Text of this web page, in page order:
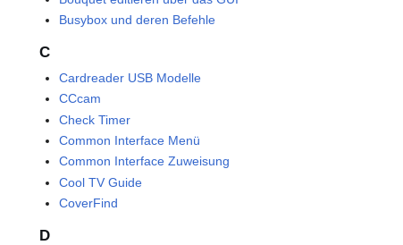
Busybox und deren Befehle
C
Cardreader USB Modelle
CCcam
Check Timer
Common Interface Menü
Common Interface Zuweisung
Cool TV Guide
CoverFind
D